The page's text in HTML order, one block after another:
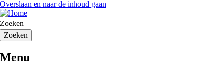
Overslaan en naar de inhoud gaan
Zoeken
Menu